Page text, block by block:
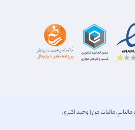
مالیات من | وحید اکبری